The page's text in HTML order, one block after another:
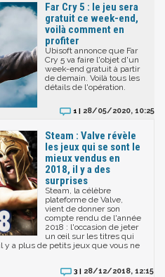
Far Cry 5 : le jeu sera
gratuit ce week-end,
voilà comment en
profiter
Ubisoft annonce que Far
Cry 5 va faire l'objet d'un
week-end gratuit à partir
de demain. Voilà tous les
détails de l'opération.
1 | 28/05/2020, 10:25
Steam : Valve révèle
les jeux qui se sont le
mieux vendus en
2018, il y a des
surprises
Steam, la célèbre
plateforme de Valve,
vient de donner son
compte rendu de l'année
2018 : l'occasion de jeter
un œil sur les titres qui
y a plus de petits jeux que vous ne
3 | 28/12/2018, 12:15